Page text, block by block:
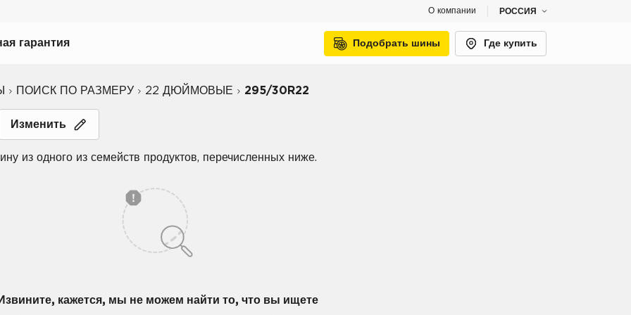
О компании РОССИЯ
вождению
гарантия Подобрать шины Где купить
ПОИСК ПО РАЗМЕРУ 22 ДЮЙМОВЫЕ 295/30R22
Изменить
из одного из семейств продуктов, перечисленных ниже.
Извините, кажется, мы не можем найти то, что вы ищете